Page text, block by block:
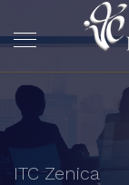
ITC Zenica